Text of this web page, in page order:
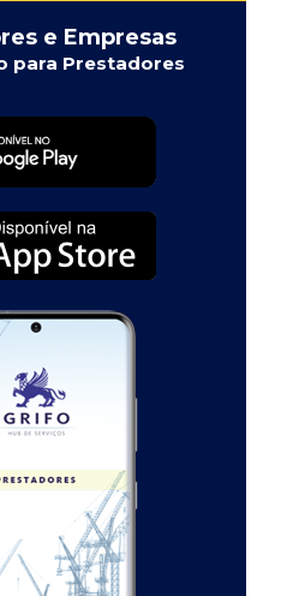
e Empresas
para Prestadores